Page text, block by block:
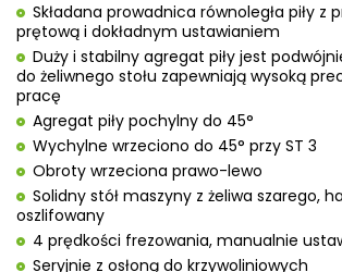
Składana prowadnica równoległa piły z
prętową i dokładnym ustawianiem
Duży i stabilny agregat piły jest
do żeliwnego stołu zapewniają wysoką
pracę
Agregat piły pochylny do 45°
Wychylne wrzeciono do 45° przy ST 3
Obroty wrzeciona prawo-lewo
Solidny stół maszyny z żeliwa szarego,
oszlifowany
4 prędkości frezowania, manualnie
Seryjnie z osłoną do krzywoliniowych